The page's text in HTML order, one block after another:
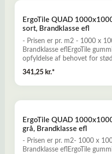
gummefliserSom tilbehør
15 mm. tykkelse - Se disse
ErgoTile QUAD
sort, Brandklasse efl
- Prisen er pr. m2 - 1000 x
Brandklasse eflErgoTile
opfyldelse af behovet for
gummibelægninger. En
som produceres miljørigtigt
Fitness-, crossfit og
gummefliserSom tilbehør
15 mm. tykkelse - Se disse
341,25 kr.*
ErgoTile QUAD
grå, Brandklasse efl
- Prisen er pr. m2- 1000 x
Brandklasse eflErgoTile